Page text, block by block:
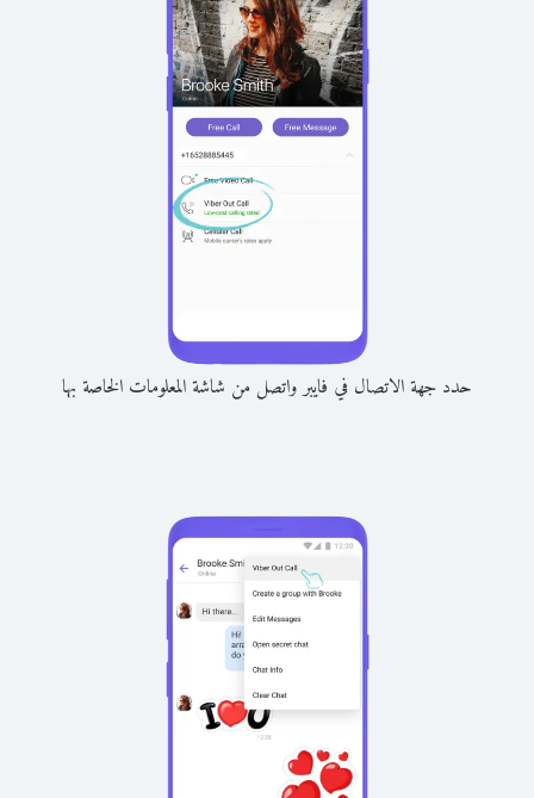
حدد جهة الاتصال في فايبر واتصل من شاشة المعلومات الخاصة بها